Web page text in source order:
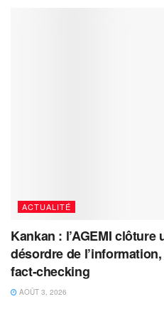
ACTUALITÉ
Kankan : l’AGEMI
désordre de
fact-checking
AOÛT 3, 2026